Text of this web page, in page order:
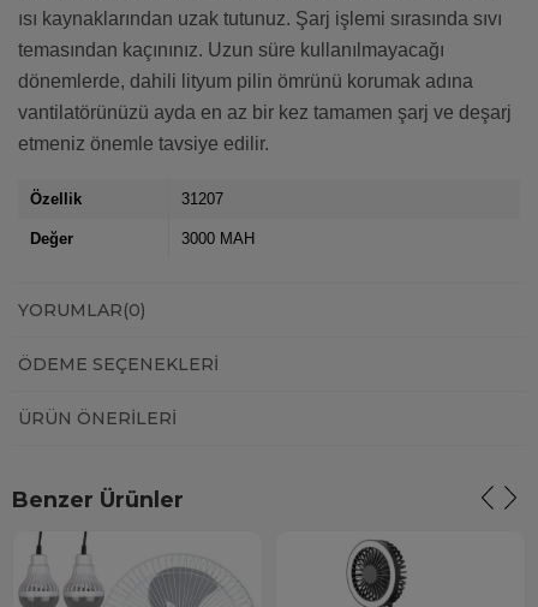
ısı kaynaklarından uzak tutunuz. Şarj işlemi sırasında sıvı
temasından kaçınınız. Uzun süre kullanılmayacağı
dönemlerde, dahili lityum pilin ömrünü korumak adına
vantilatörünüzü ayda en az bir kez tamamen şarj ve deşarj
etmeniz önemle tavsiye edilir.
Özellik 31207
Değer 3000 MAH
YORUMLAR(0)
ÖDEME SEÇENEKLERI
ÜRÜN ÖNERILERI
Benzer Ürünler